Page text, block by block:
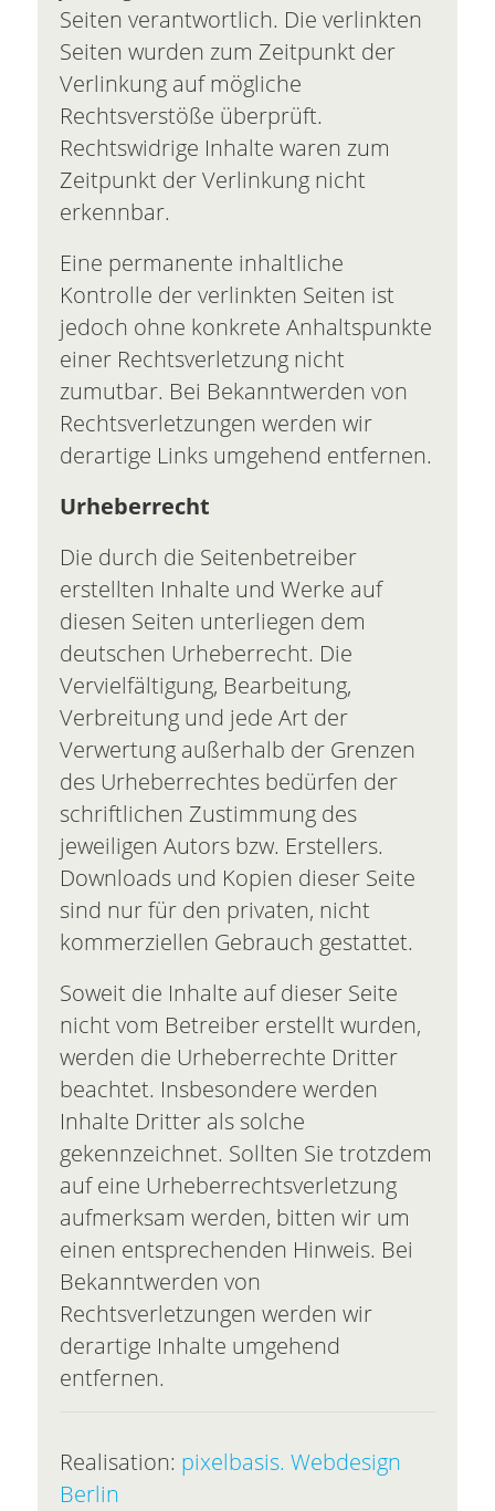
Seiten verantwortlich. Die verlinkten
Seiten wurden zum Zeitpunkt der
Verlinkung auf mögliche
Rechtsverstöße überprüft.
Rechtswidrige Inhalte waren zum
Zeitpunkt der Verlinkung nicht
erkennbar.
Eine permanente inhaltliche
Kontrolle der verlinkten Seiten ist
jedoch ohne konkrete Anhaltspunkte
einer Rechtsverletzung nicht
zumutbar. Bei Bekanntwerden von
Rechtsverletzungen werden wir
derartige Links umgehend entfernen.
Urheberrecht
Die durch die Seitenbetreiber
erstellten Inhalte und Werke auf
diesen Seiten unterliegen dem
deutschen Urheberrecht. Die
Vervielfältigung, Bearbeitung,
Verbreitung und jede Art der
Verwertung außerhalb der Grenzen
des Urheberrechtes bedürfen der
schriftlichen Zustimmung des
jeweiligen Autors bzw. Erstellers.
Downloads und Kopien dieser Seite
sind nur für den privaten, nicht
kommerziellen Gebrauch gestattet.
Soweit die Inhalte auf dieser Seite
nicht vom Betreiber erstellt wurden,
werden die Urheberrechte Dritter
beachtet. Insbesondere werden
Inhalte Dritter als solche
gekennzeichnet. Sollten Sie trotzdem
auf eine Urheberrechtsverletzung
aufmerksam werden, bitten wir um
einen entsprechenden Hinweis. Bei
Bekanntwerden von
Rechtsverletzungen werden wir
derartige Inhalte umgehend
entfernen.
Realisation: pixelbasis. Webdesign
Berlin